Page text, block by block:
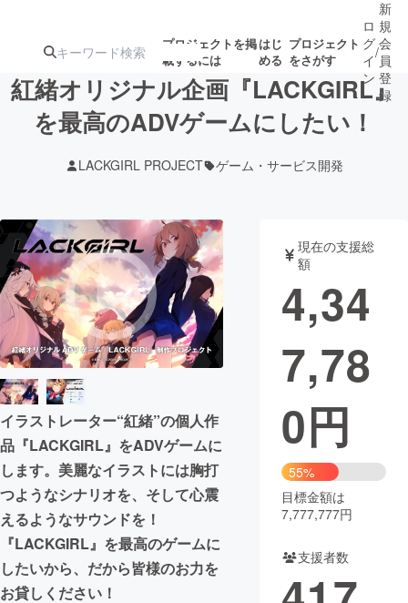
プロジェクトを掲
載するには
はじ
める
プロジェクト
をさがす
ターン
ジェクト
ロジェクト
されます
アート・写真 音楽
テクノロジー・ガジェット ゲーム・サ
映像・映画
まちづくり・地域活性化
CAMPFIRE for Social Good
CAMPFIRE Creation
CAMPFIREふるさと納税
コミュニティ
ロ
グ
イ
ン
/
新
規
会
員
登
録
紅緒オリジナル企画『LACKGIRL』
を最高のADVゲームにしたい！
LACKGIRL PROJECT ゲーム・サービス開発
イラストレーター“紅緒”の個人作
品『LACKGIRL』をADVゲームに
します。美麗なイラストには胸打
つようなシナリオを、そして心震
えるようなサウンドを！
『LACKGIRL』を最高のゲームに
したいから、だから皆様のお力を
お貸しください！
現在の支援総
額
4,34
7,78
0円
55%
目標金額は
7,777,777円
支援者数